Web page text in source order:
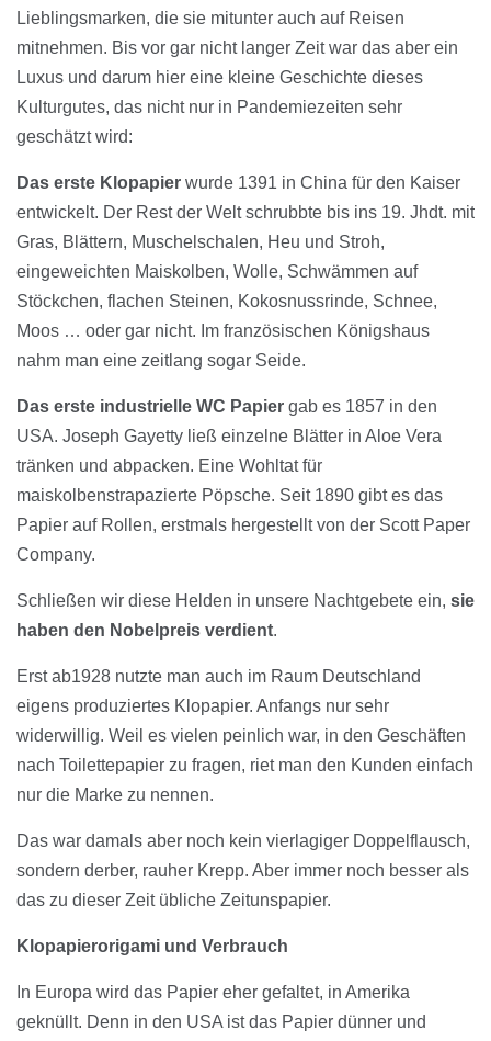
Lieblingsmarken, die sie mitunter auch auf Reisen
mitnehmen. Bis vor gar nicht langer Zeit war das aber ein
Luxus und darum hier eine kleine Geschichte dieses
Kulturgutes, das nicht nur in Pandemiezeiten sehr
geschätzt wird:
Das erste Klopapier wurde 1391 in China für den Kaiser
entwickelt. Der Rest der Welt schrubbte bis ins 19. Jhdt. mit
Gras, Blättern, Muschelschalen, Heu und Stroh,
eingeweichten Maiskolben, Wolle, Schwämmen auf
Stöckchen, flachen Steinen, Kokosnussrinde, Schnee,
Moos … oder gar nicht. Im französischen Königshaus
nahm man eine zeitlang sogar Seide.
Das erste industrielle WC Papier gab es 1857 in den
USA. Joseph Gayetty ließ einzelne Blätter in Aloe Vera
tränken und abpacken. Eine Wohltat für
maiskolbenstrapazierte Pöpsche. Seit 1890 gibt es das
Papier auf Rollen, erstmals hergestellt von der Scott Paper
Company.
Schließen wir diese Helden in unsere Nachtgebete ein, sie
haben den Nobelpreis verdient.
Erst ab1928 nutzte man auch im Raum Deutschland
eigens produziertes Klopapier. Anfangs nur sehr
widerwillig. Weil es vielen peinlich war, in den Geschäften
nach Toilettepapier zu fragen, riet man den Kunden einfach
nur die Marke zu nennen.
Das war damals aber noch kein vierlagiger Doppelflausch,
sondern derber, rauher Krepp. Aber immer noch besser als
das zu dieser Zeit übliche Zeitunspapier.
Klopapierorigami und Verbrauch
In Europa wird das Papier eher gefaltet, in Amerika
geknüllt. Denn in den USA ist das Papier dünner und